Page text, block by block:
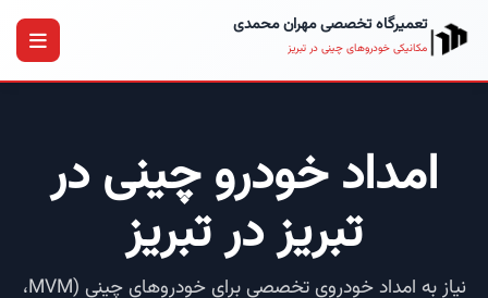
تعمیرگاه تخصصی مهران محمدی
مکانیکی خودروهای چینی در تبریز
امداد خودرو چینی در
تبریز در تبریز
نیاز به امداد خودروی تخصصی برای خودروهای چینی (MVM،